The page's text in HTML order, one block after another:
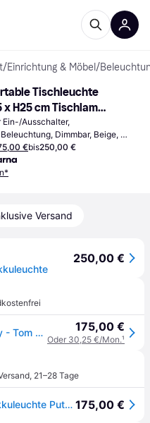
/Einrichtung & Möbel /
Tischleuchte
x H25 cm Tischlampe
Ausschalter,
Dimmbar, Beige,
IP20€bis250,00 €
Versand
250,00 €
Pose Portable Tischleuchte Putty - Tom Dixon - Wohnzimmer - Design - Kunststoff - Einflammig 175,00 €
Oder 30,25 €/Mon.¹
, 21–28 Tage
Tom Dixon Pose Portable LED Akkuleuchte Putty (beige) 175,00 €